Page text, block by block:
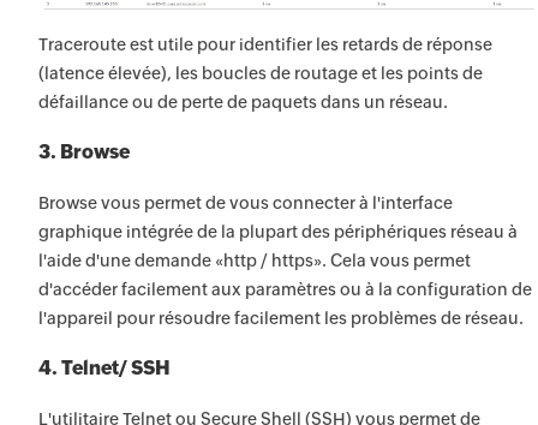
Traceroute est utile pour identifier les retards de réponse
(latence élevée), les boucles de routage et les points de
défaillance ou de perte de paquets dans un réseau.
3. Browse
Browse vous permet de vous connecter à l'interface
graphique intégrée de la plupart des périphériques réseau à
l'aide d'une demande «http / https». Cela vous permet
d'accéder facilement aux paramètres ou à la configuration de
l'appareil pour résoudre facilement les problèmes de réseau.
4. Telnet/ SSH
L'utilitaire Telnet ou Secure Shell (SSH) vous permet de